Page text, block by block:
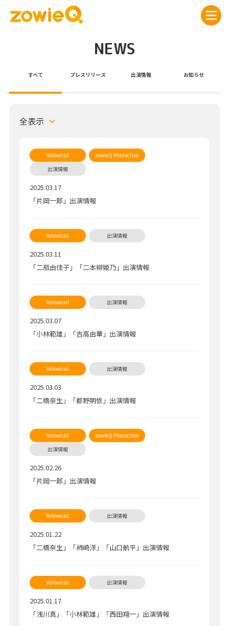
NEWS
すべて プレスリリース 出演情報 お知らせ
全表示
2025.03.17
「片岡一郎」出演情報
2025.03.11
「二瓶由佳子」「二本柳姫乃」出演情報
2025.03.07
「小林範雄」「吉高由華」出演情報
2025.03.03
「二橋奈生」「都野明依」出演情報
2025.02.26
「片岡一郎」出演情報
2025.01.22
「二橋奈生」「柿崎洋」「山口航平」出演情報
2025.01.17
「浅川真」「小林範雄」「西田翔一」出演情報